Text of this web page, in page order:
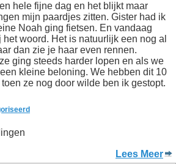
hele fijne dag en het blijkt maar
mijn paardjes zitten. Gister had ik
Noah ging fietsen. En vandaag
woord. Het is natuurlijk een nog al
dan zie je haar even rennen.
ging steeds harder lopen en als we
kleine beloning. We hebben dit 10
ze nog door wilde ben ik gestopt.
Lees Meer